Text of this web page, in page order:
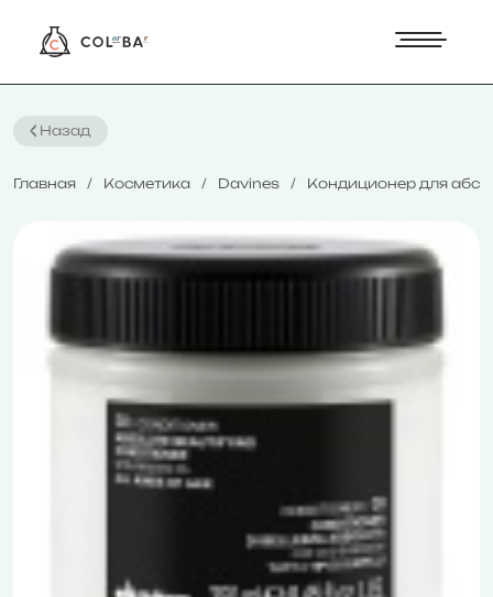
Назад
Главная Косметика Davines Кондиционер для